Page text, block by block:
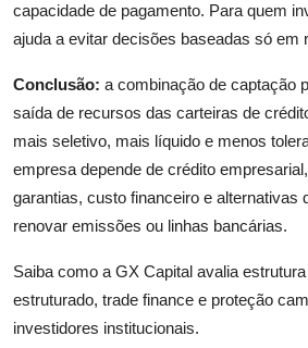
capacidade de pagamento. Para quem
ajuda a evitar decisões baseadas só em
Conclusão: a combinação de captação
saída de recursos das carteiras de
mais seletivo, mais líquido e menos
empresa depende de crédito
garantias, custo financeiro e alternativas
renovar emissões ou linhas bancárias.
Saiba como a GX Capital avalia
estruturado, trade finance e proteção
investidores institucionais.